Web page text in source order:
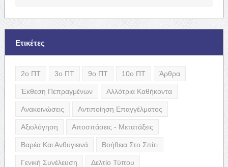
Ετικέτες
2ο ΠΤ 3ο ΠΤ 9ο ΠΤ 10ο ΠΤ Άρθρα
Έκθεση Πεπραγμένων Αλλότρια Καθήκοντα
Ανακοινώσεις Αντιποίηση Επαγγέλματος
Αξιολόγηση Αποσπάσεις - Μετατάξεις
Βαρέα Και Ανθυγιεινά Βοήθεια Στο Σπίτι
Γενική Συνέλευση Δελτίο Τύπου